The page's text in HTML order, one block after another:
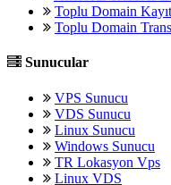
Toplu Domain Kayıt
Toplu Domain
Sunucular
VPS Sunucu
VDS Sunucu
Linux Sunucu
Windows Sunucu
TR Lokasyon Vps
Linux VDS